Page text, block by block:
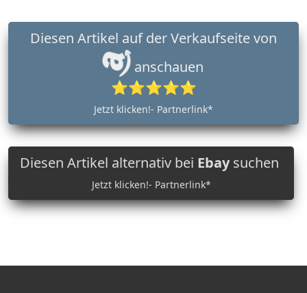
anschauen
⭐⭐⭐⭐⭐
Jetzt klicken!- Partnerlink*
Diesen Artikel alternativ bei Ebaysuchen
Jetzt klicken!- Partnerlink*